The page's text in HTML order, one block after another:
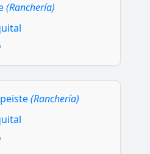
(Ranchería)
(Ranchería)